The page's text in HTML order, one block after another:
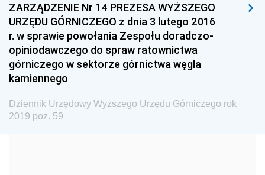
Dziennik Urzędowy Ministra Edukacji Narodowej i
Sportu
Dziennik Urzędowy Ministra Edukacji i Nauki
Dziennik Urzędowy Ministra Edukacji Narodowej
Dziennik Urzędowy Ministra Obrony Narodowej
ZARZĄDZENIE Nr 14 PREZESA WYŻSZEGO
URZĘDU GÓRNICZEGO z dnia 3 lutego 2016
r. w sprawie powołania Zespołu doradczo-
opiniodawczego do spraw ratownictwa
górniczego w sektorze górnictwa węgla
kamiennego
Dziennik Urzędowy Wyższego Urzędu Górniczego rok
2019 poz. 59